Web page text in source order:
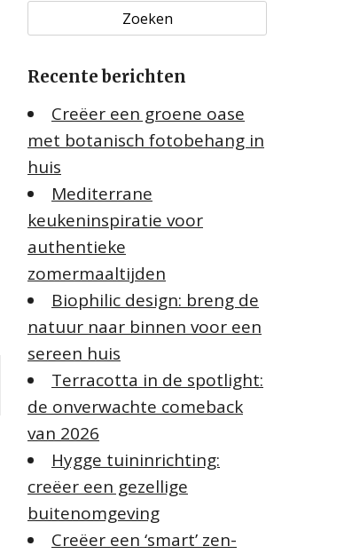
k
n
a
a
r
:
Recente berichten
Creëer een groene oase
met botanisch fotobehang in
huis
Mediterrane
keukeninspiratie voor
authentieke
zomermaaltijden
Biophilic design: breng de
natuur naar binnen voor een
sereen huis
Terracotta in de spotlight:
de onverwachte comeback
van 2026
Hygge tuininrichting:
creëer een gezellige
buitenomgeving
Creëer een ‘smart’ zen-